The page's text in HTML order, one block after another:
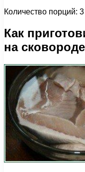
Количество порций: 3
Как
на